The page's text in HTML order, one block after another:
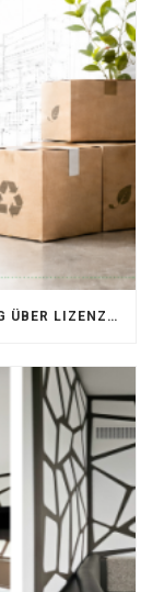
PLANEX: VERPACKUNGSLIZENZIERUNG ÜBER LIZENZERO & LUCID 2026